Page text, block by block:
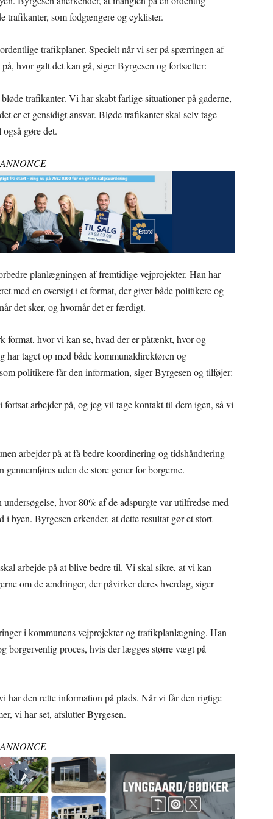
trafikanter, som fodgængere og cyklister.
trafikplaner. Specielt når vi ser på spærringen af
hvor galt det kan gå, siger Byrgesen og fortsætter:
trafikanter. Vi har skabt farlige situationer på gaderne,
er et gensidigt ansvar. Bløde trafikanter skal selv tage
gøre det.
ANNONCE
planlægningen af fremtidige vejprojekter. Han har
med en oversigt i et format, der giver både politikere og
det sker, og hvornår det er færdigt.
format, hvor vi kan se, hvad der er påtænkt, hvor og
har taget op med både kommunaldirektøren og
politikere får den information, siger Byrgesen og tilføjer:
arbejder på, og jeg vil tage kontakt til dem igen, så vi
arbejder på at få bedre koordinering og tidshåndtering
uden de store gener for borgerne.
hvor 80% af de adspurgte var utilfredse med
byen. Byrgesen erkender, at dette resultat gør et stort
arbejde på at blive bedre til. Vi skal sikre, at vi kan
om de ændringer, der påvirker deres hverdag, siger
i kommunens vejprojekter og trafikplanlægning. Han
borgervenlig proces, hvis der lægges større vægt på
den rette information på plads. Når vi får den rigtige
vi har set, afslutter Byrgesen.
ANNONCE